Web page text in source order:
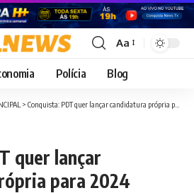
Font
Resizer
Aa
Polícia Blog
> Conquista: PDT quer lançar candidatura própria para 2024
quer lançar
para 2024